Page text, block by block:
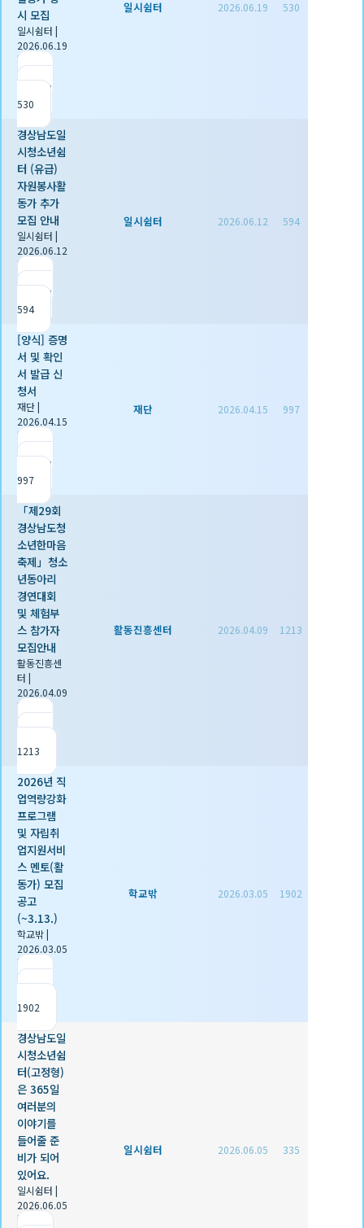
시 모집
일시쉼터 |
2026.06.19
|
조회
530
일시쉼터 2026.06.19 530
경상남도일
시청소년쉼
터 (유급)
자원봉사활
동가 추가
모집 안내
일시쉼터 |
2026.06.12
|
조회
594
일시쉼터 2026.06.12 594
[양식] 증명
서 및 확인
서 발급 신
청서
재단|
2026.04.15
|
조회
997
재단 2026.04.15 997
「제29회
경상남도청
소년한마음
축제」청소
년동아리
경연대회
및 체험부
스 참가자
모집안내
활동진흥센
터 |
2026.04.09
|
1213
활동진흥센터 2026.04.09 1213
2026년 직
업역량강화
프로그램
및 자립취
업지원서비
스 멘토(활
동가) 모집
공고
(~3.13.)
학교밖|
2026.03.05
|
1902
학교밖 2026.03.05 1902
경상남도일
시청소년쉼
터(고정형)
은 365일
여러분의
이야기를
들어줄 준
비가 되어
있어요.
일시쉼터 |
2026.06.05
|
일시쉼터 2026.06.05 335